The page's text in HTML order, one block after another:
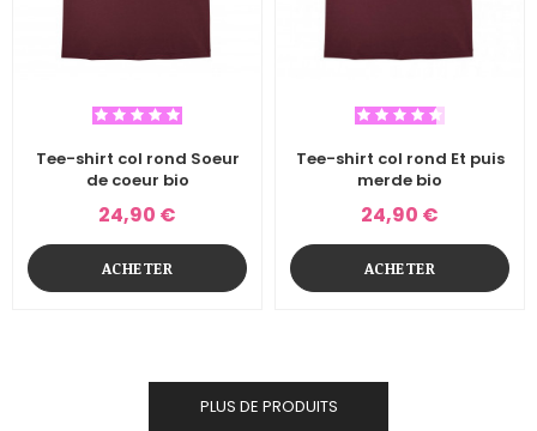
Tee-shirt col rond Soeur
de coeur bio
24,90 €
ACHETER
Tee-shirt col rond Et puis
merde bio
24,90 €
ACHETER
PLUS DE PRODUITS